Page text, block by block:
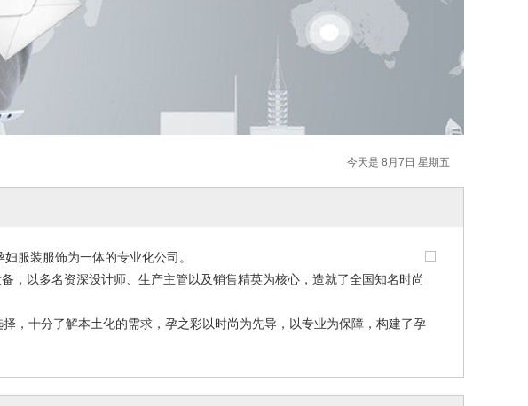
今天是 8月7日 星期五
服装服饰为一体的专业化公司。
以多名资深设计师、生产主管以及销售精英为核心，造就了全国知名时尚
十分了解本土化的需求，孕之彩以时尚为先导，以专业为保障，构建了孕